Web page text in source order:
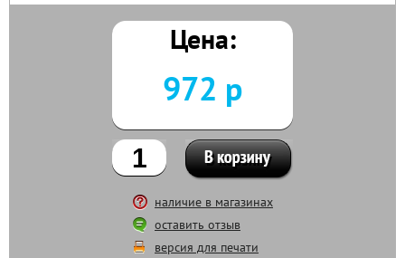
Цена:
972 р
наличие в магазинах
оставить отзыв
версия для печати